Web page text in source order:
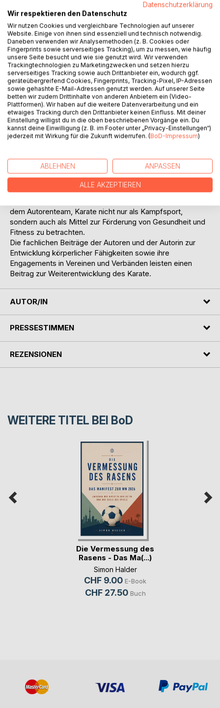
IN DEN WARENKORB
Auf die Merkliste
Titel bewerten
BESCHREIBUNG
Das Autorenteam hat seine Expertise im Karate auf Grund
seiner Trainertätigkeit und zahlreichen Wettkampferfolgen,
insbesondere in Kata und Kumite, untermauert.
Es vereint technische, sportliche und
dem Autorenteam, Karate nicht nur als Kampfsport,
sondern auch als Mittel zur Förderung von Gesundheit und
Fitness zu betrachten.
Die fachlichen Beiträge der Autoren und der Autorin zur
Entwicklung körperlicher Fähigkeiten sowie ihre
Engagements in Vereinen und Verbänden leisten einen
Beitrag zur Weiterentwicklung des Karate.
AUTOR/IN
PRESSESTIMMEN
REZENSIONEN
WEITERE TITEL BEI BoD
Die Vermessung des
Rasens - Das Ma(...)
Simon Halder
CHF 9.00 E-Book
CHF 27.50 Buch
Datenschutzerklärung
Wir respektieren den Datenschutz
Wir nutzen Cookies und vergleichbare Technologien auf unserer
Website. Einige von ihnen sind essenziell und technisch notwendig.
Daneben verwenden wir Analysemethoden (z. B. Cookies oder
Fingerprints sowie serverseitiges Tracking), um zu messen, wie häufig
unsere Seite besucht und wie sie genutzt wird. Wir verwenden
Trackingtechnologien zu Marketingzwecken und setzen hierzu
serverseitiges Tracking sowie auch Drittanbieter ein, wodurch ggf.
geräteübergreifend Cookies, Fingerprints, Tracking-Pixel, IP-Adressen
sowie gehashte E-Mail-Adressen genutzt werden. Auf unserer Seite
betten wir zudem Drittinhalte von anderen Anbietern ein (Video-
Plattformen). Wir haben auf die weitere Datenverarbeitung und ein
etwaiges Tracking durch den Drittanbieter keinen Einfluss. Mit deiner
Einstellung willigst du in die oben beschriebenen Vorgänge ein. Du
kannst deine Einwilligung (z. B. im Footer unter „Privacy-Einstellungen“)
jederzeit mit Wirkung für die Zukunft widerrufen. (BoD-Impressum)
ABLEHNEN ANPASSEN
ALLE AKZEPTIEREN